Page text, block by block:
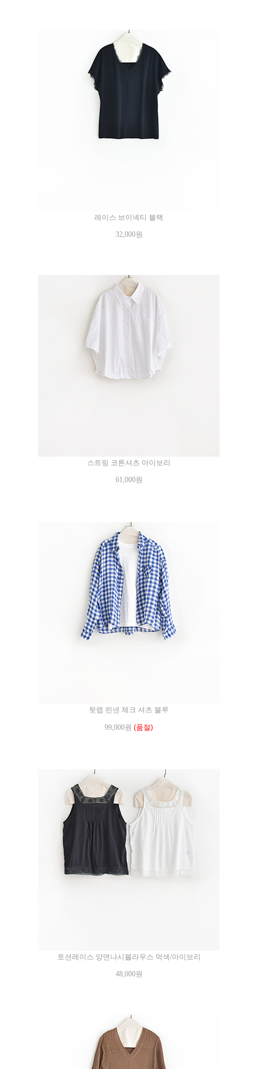
레이스 브이넥티 블랙
32,000원
스트링 코튼셔츠 아이보리
61,000원
뒷랩 린넨 체크 셔츠 블루
99,000원 (품절)
토션레이스 양면나시블라우스 먹색/아이보리
48,000원